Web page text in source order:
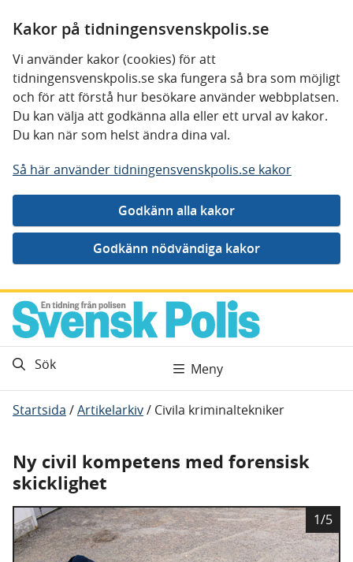
Kakor på tidningensvenskpolis.se
Vi använder kakor (cookies) för att
tidningensvenskpolis.se ska fungera så bra som möjligt
och för att förstå hur besökare använder webbplatsen.
Du kan välja att godkänna alla eller ett urval av kakor.
Du kan när som helst ändra dina val.
Så här använder tidningensvenskpolis.se kakor
Gå direkt till innehåll
Sök Meny
Startsida /Artikelarkiv/ Civila kriminaltekniker
Ny civil kompetens med forensisk
skicklighet
B
i
l
1/5